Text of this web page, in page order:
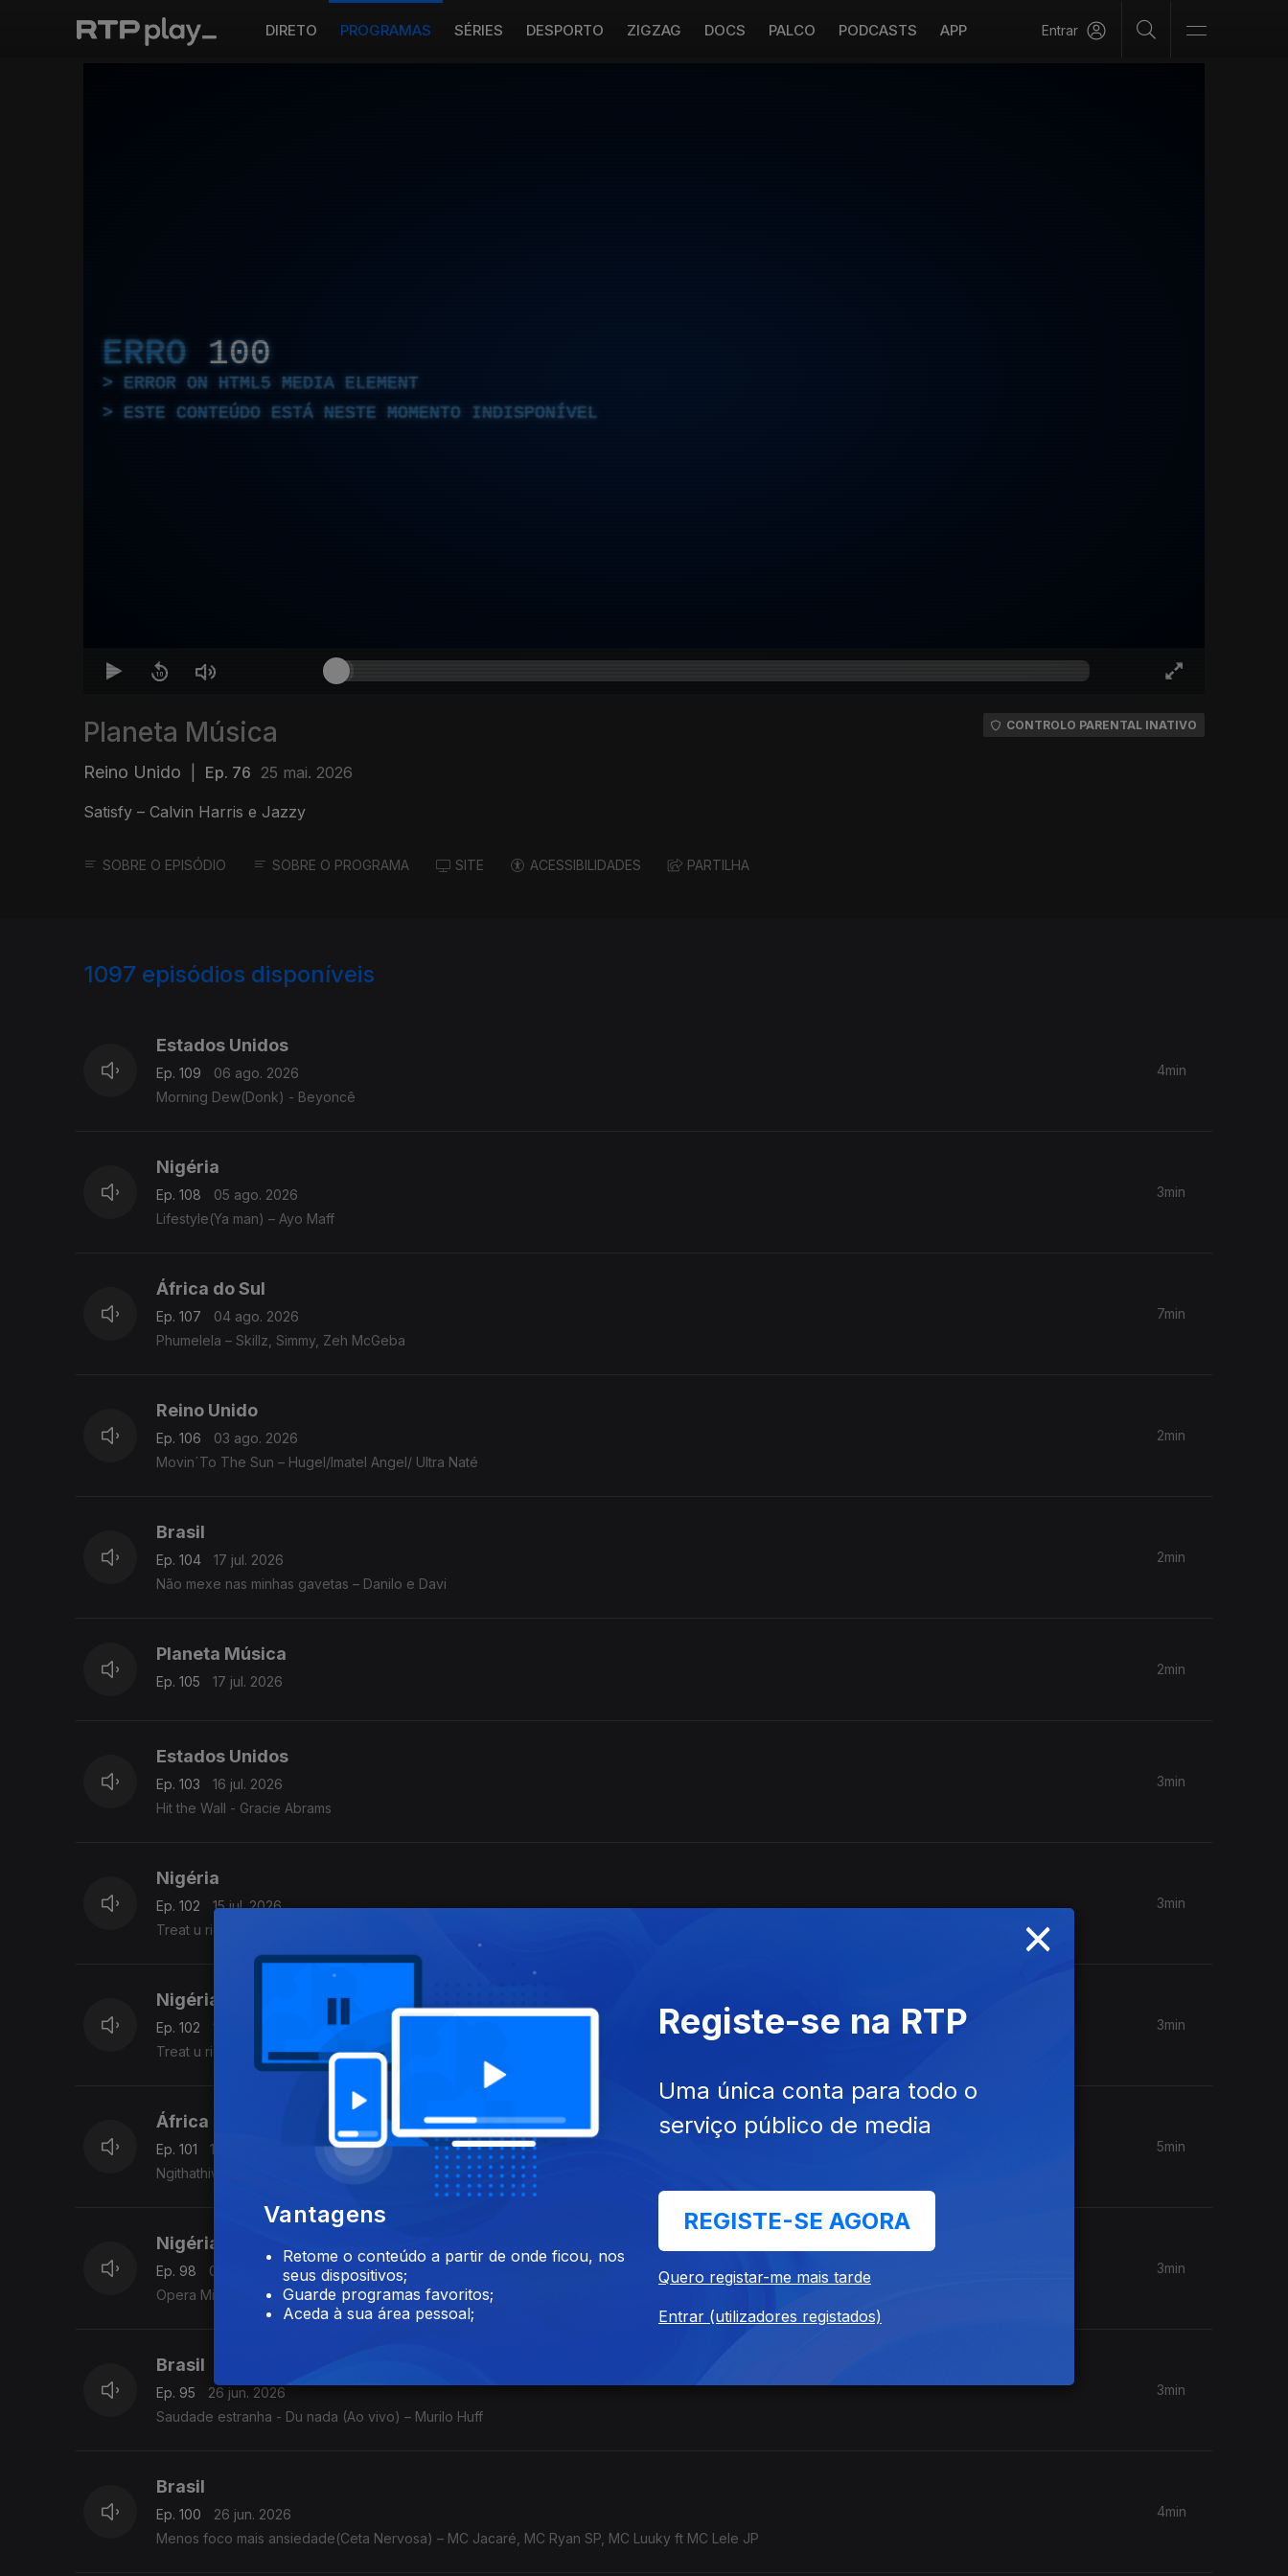
DIRETO PROGRAMAS SÉRIES DESPORTO ZIGZAG DOCS PALCO PODCASTS APP Entrar
ERRO 100
ERROR ON HTML5 MEDIA ELEMENT
ESTE CONTEÚDO ESTÁ NESTE MOMENTO INDISPONÍVEL
Planeta Música
Reino Unido Ep. 76 25 mai. 2026
Satisfy – Calvin Harris e Jazzy
CONTROLO PARENTAL INATIVO
SOBRE O EPISÓDIO SOBRE O PROGRAMA SITE ACESSIBILIDADES PARTILHA
1097 episódios disponíveis
Estados Unidos
Ep. 109
06 ago. 2026
Morning Dew(Donk) - Beyoncê
4min
Nigéria
Ep. 108
05 ago. 2026
Lifestyle(Ya man) – Ayo Maff
3min
África do Sul
Ep. 107
04 ago. 2026
Phumelela – Skillz, Simmy, Zeh McGeba
7min
Reino Unido
Ep. 106
03 ago. 2026
Movin´To The Sun – Hugel/Imatel Angel/ Ultra Naté
2min
Brasil
Ep. 104
17 jul. 2026
Não mexe nas minhas gavetas – Danilo e Davi
2min
Planeta Música
Ep. 105 17 jul. 2026
2min
Estados Unidos
Ep. 103
16 jul. 2026
Hit the Wall - Gracie Abrams
3min
Nigéria
Ep. 102
15 jul. 2026
Treat u right – Fola, Ayra Starr
3min
Nigéria
Ep. 102
15 jul. 2026
Treat u right – Fola, Ayra Starr
3min
África do Sul
Ep. 101
14 jul. 2026
Ngithathiwe · Zee Nxumalo · Funky Qla · Dlala Thukzin
5min
Nigéria
Ep. 98
01 jul. 2026
Opera Mini – Poco Lee, Seyi Vibez
3min
Brasil
Ep. 95
26 jun. 2026
Saudade estranha - Du nada (Ao vivo) – Murilo Huff
3min
Brasil
Ep. 100
26 jun. 2026
Menos foco mais ansiedade(Ceta Nervosa) – MC Jacaré, MC Ryan SP, MC Luuky ft MC Lele JP
4min
×
Vantagens
Retome o conteúdo a partir de onde ficou, nos
seus dispositivos;
Guarde programas favoritos;
Aceda à sua área pessoal;
Registe-se na RTP
Uma única conta para todo o
serviço público de media
REGISTE-SE AGORA
Quero registar-me mais tarde
Entrar (utilizadores registados)